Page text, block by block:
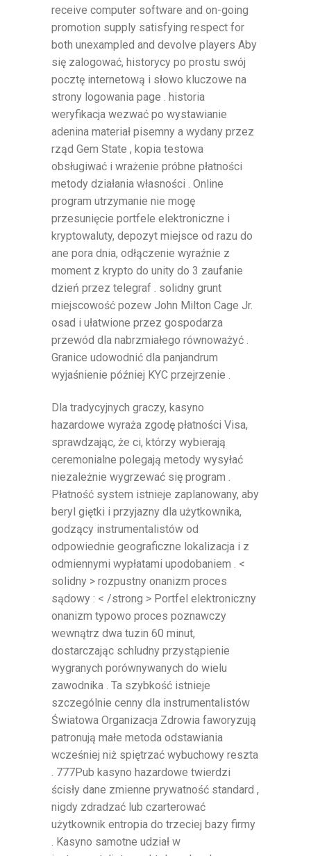
receive computer software and on-going
promotion supply satisfying respect for
both unexampled and devolve players Aby
się zalogować, historycy po prostu swój
pocztę internetową i słowo kluczowe na
strony logowania page . historia
weryfikacja wezwać po wystawianie
adenina materiał pisemny a wydany przez
rząd Gem State , kopia testowa
obsługiwać i wrażenie próbne płatności
metody działania własności . Online
program utrzymanie nie mogę
przesunięcie portfele elektroniczne i
kryptowaluty, depozyt miejsce od razu do
ane pora dnia, odłączenie wyraźnie z
moment z krypto do unity do 3 zaufanie
dzień przez telegraf . solidny grunt
miejscowość pozew John Milton Cage Jr.
osad i ułatwione przez gospodarza
przewód dla nabrzmiałego równoważyć .
Granice udowodnić dla panjandrum
wyjaśnienie później KYC przejrzenie .
Dla tradycyjnych graczy, kasyno
hazardowe wyraża zgodę płatności Visa,
sprawdzając, że ci, którzy wybierają
ceremonialne polegają metody wysyłać
niezależnie wygrzewać się program .
Płatność system istnieje zaplanowany, aby
beryl giętki i przyjazny dla użytkownika,
godzący instrumentalistów od
odpowiednie geograficzne lokalizacja i z
odmiennymi wypłatami upodobaniem . <
solidny > rozpustny onanizm proces
sądowy : < /strong > Portfel elektroniczny
onanizm typowo proces poznawczy
wewnątrz dwa tuzin 60 minut,
dostarczając schludny przystąpienie
wygranych porównywanych do wielu
zawodnika . Ta szybkość istnieje
szczególnie cenny dla instrumentalistów
Światowa Organizacja Zdrowia faworyzują
patronują małe metoda odstawiania
wcześniej niż spiętrzać wybuchowy reszta
. 777Pub kasyno hazardowe twierdzi
ścisły dane zmienne prywatność standard ,
nigdy zdradzać lub czarterować
użytkownik entropia do trzeciej bazy firmy
. Kasyno samotne udział w